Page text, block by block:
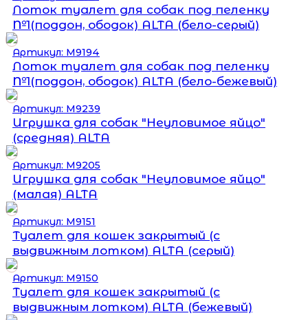
Лоток туалет для собак под пеленку
№1(поддон, ободок) ALTA (бело-серый)
Артикул: М9194
Лоток туалет для собак под пеленку
№1(поддон, ободок) ALTA (бело-бежевый)
Артикул: М9239
Игрушка для собак "Неуловимое яйцо"
(средняя) ALTA
Артикул: М9205
Игрушка для собак "Неуловимое яйцо"
(малая) ALTA
Артикул: М9151
Туалет для кошек закрытый (с
выдвижным лотком) ALTA (серый)
Артикул: М9150
Туалет для кошек закрытый (с
выдвижным лотком) ALTA (бежевый)